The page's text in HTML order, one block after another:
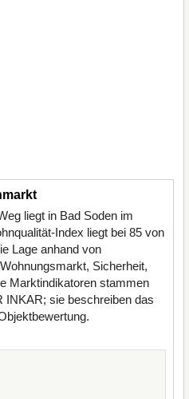
liegt in Bad Soden im
Index liegt bei 85 von
Lage anhand von
Sicherheit,
Marktindikatoren stammen
INKAR; sie beschreiben das